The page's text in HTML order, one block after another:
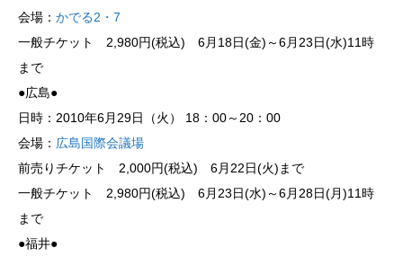
会場： かでる2・7
一般チケット 2,980円(税込) 6月18日(金)～6月23日(水)11時
まで
●広島●
日時：2010年6月29日（火） 18：00～20：00
会場： 広島国際会議場
前売りチケット 2,000円(税込) 6月22日(火)まで
一般チケット 2,980円(税込) 6月23日(水)～6月28日(月)11時
まで
●福井●